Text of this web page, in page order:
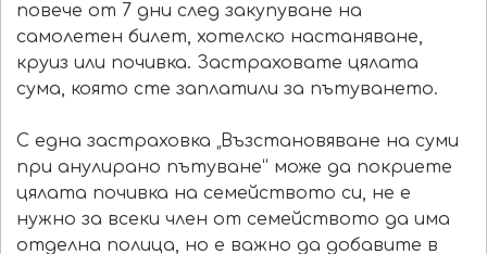
повече от 7 дни след закупуване на
самолетен билет, хотелско настаняване,
круиз или почивка. Застраховате цялата
сума, която сте заплатили за пътуването.
С една застраховка „Възстановяване на суми
при анулирано пътуване“ може да покриете
цялата почивка на семейството си, не е
нужно за всеки член от семейството да има
отделна полица, но е важно да добавите в